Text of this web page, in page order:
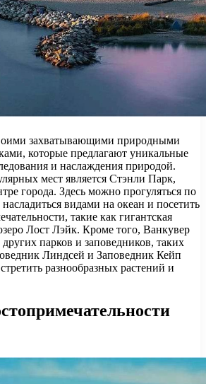
захватывающими природными
которые предлагают уникальные
и наслаждения природой.
мест является Стэнли Парк,
города. Здесь можно прогуляться по
видами на океан и посетить
такие как гигантская
Лост Лэйк. Кроме того, Ванкувер
парков и заповедников, таких
Линдсей и Заповедник Кейп
разнообразных растений и